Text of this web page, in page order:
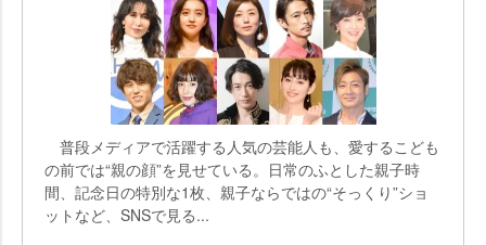
普段メディアで活躍する人気の芸能人も、愛するこども
の前では“親の顔”を見せている。日常のふとした親子時
間、記念日の特別な1枚、親子ならではの“そっくり”ショ
ットなど、SNSで見る...